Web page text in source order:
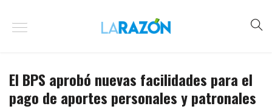
El BPS aprobó nuevas facilidades para el
pago de aportes personales y patronales